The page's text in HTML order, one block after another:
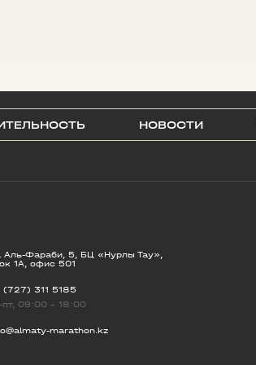
НОВОСТИ
Аль-Фараби, 5, БЦ «Нурлы Тау»,
1А, офис 501
(727) 311 5185
пт, 09:00 - 18:00
marathon.kz